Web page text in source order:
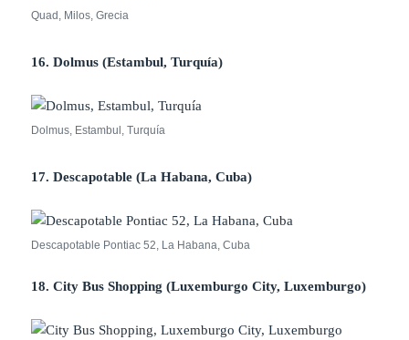
Quad, Milos, Grecia
16. Dolmus (Estambul, Turquía)
Dolmus, Estambul, Turquía
17. Descapotable (La Habana, Cuba)
Descapotable Pontiac 52, La Habana, Cuba
18. City Bus Shopping (Luxemburgo City, Luxemburgo)